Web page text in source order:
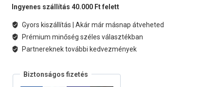
Ingyenes szállítás 40.000 Ft felett
Gyors kiszállítás | Akár már másnap átveheted
Prémium minőség széles választékban
Partnereknek további kedvezmények
Biztonságos fizetés